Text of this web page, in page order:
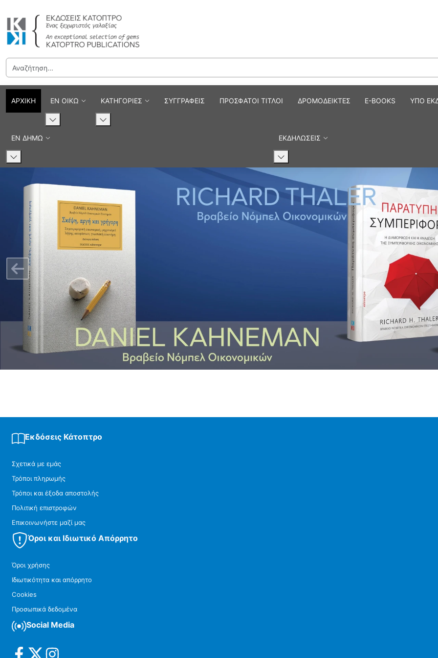
Εκδόσεις Κάτοπτρο - Επιστημονικά Βιβλία και
ΑΡΧΙΚΗ ΕΝ ΟΙΚΩ ΚΑΤΗΓΟΡΙΕΣ ΣΥΓΓΡΑΦΕΙΣ ΠΡΟΣΦΑΤΟΙ ΤΙΤΛΟΙ ΔΡΟΜΟΔΕΙΚΤΕΣ E-BOOKS ΥΠΟ
ΕΝ ΔΗΜΩ ΕΚΔΗΛΩΣΕΙΣ
Previous
Εκδόσεις Κάτοπτρο
Σχετικά με εμάς
Τρόποι πληρωμής
Τρόποι και έξοδα αποστολής
Πολιτική επιστροφών
Επικοινωνήστε μαζί μας
Όροι και Ιδιωτικό Απόρρητο
Όροι χρήσης
Ιδιωτικότητα και απόρρητο
Cookies
Προσωπικά δεδομένα
Social Media